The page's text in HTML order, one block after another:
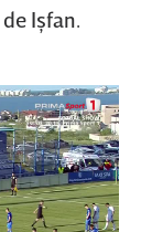
Işfan.